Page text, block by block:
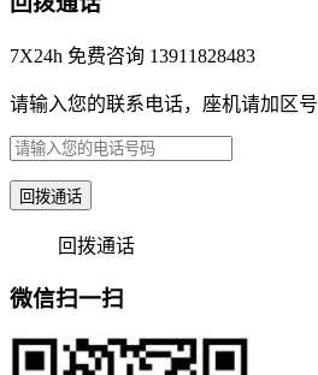
7X24h 免费咨询 13911828483
请输入您的联系电话，座机请加区号
回拨通话
回拨通话
微信扫一扫